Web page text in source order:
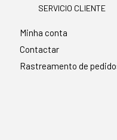
SERVICIO CLIENTE
Minha conta
Contactar
Rastreamento de